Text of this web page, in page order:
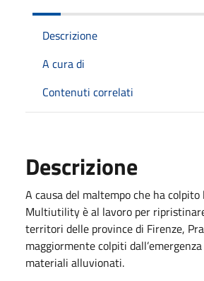
Descrizione
A cura di
Contenuti correlati
Descrizione
A causa del maltempo che ha colpito
Multiutility è al lavoro per
territori delle province di Firenze,
maggiormente colpiti
materiali alluvionati.